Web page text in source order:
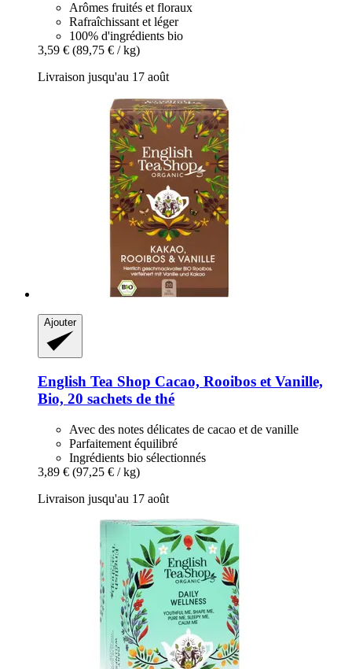
Arômes fruités et floraux
Rafraîchissant et léger
100% d'ingrédients bio
3,59 € (89,75 € / kg)
Livraison jusqu'au 17 août
Ajouter
English Tea Shop Cacao, Rooibos et Vanille,
Bio, 20 sachets de thé
Avec des notes délicates de cacao et de vanille
Parfaitement équilibré
Ingrédients bio sélectionnés
3,89 € (97,25 € / kg)
Livraison jusqu'au 17 août